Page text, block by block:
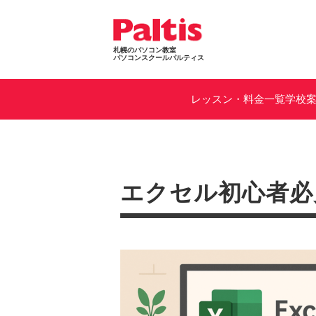
札幌のパソコン教室
パソコンスクールパルティス
レッスン・料金一覧学校
エクセル初心者